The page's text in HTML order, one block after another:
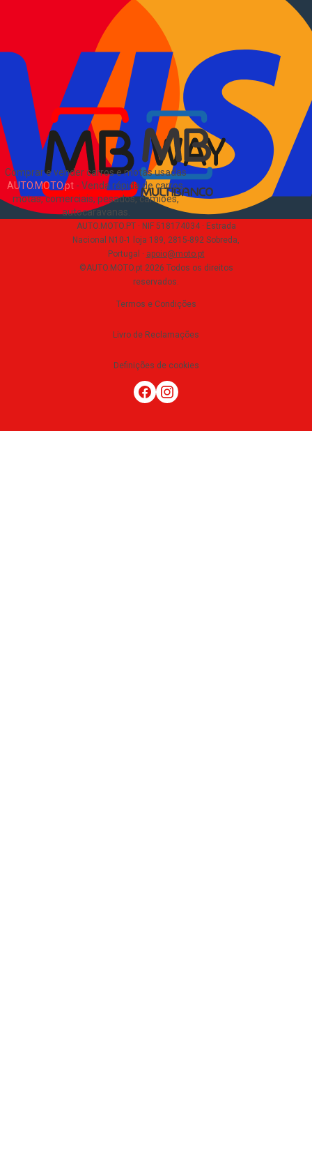
Comprar e vender carros e motas usadas
AUTO.MOTO.pt- Venda rápida de carros,
motas, comerciais, pesados, camiões,
autocaravanas
Informações
Como comprar e vender
Pacotes de anúncios
Verificar VIN e matrícula
Sitemap
EN
Sobre Nós
AUTO.MOTO.PT · NIF 518174034 · Estrada
Nacional N10-1 loja 189, 2815-892 Sobreda,
Portugal · apoio@moto.pt
©AUTO.MOTO.pt 2026 Todos os direitos
reservados.
Termos e Condições
Livro de Reclamações
Definições de cookies